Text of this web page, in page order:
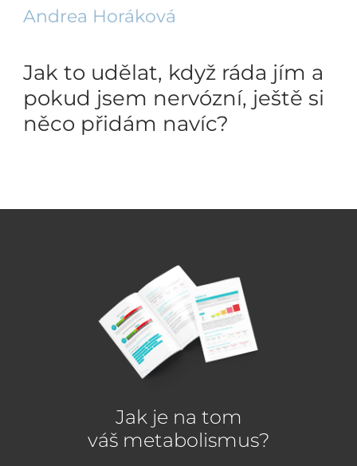
Andrea Horáková
Jak to udělat, když ráda jím a
pokud jsem nervózní, ještě si
něco přidám navíc?
Jak je na tom
váš metabolismus?